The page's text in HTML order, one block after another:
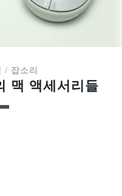
/ 잡소리
맥 액세서리들